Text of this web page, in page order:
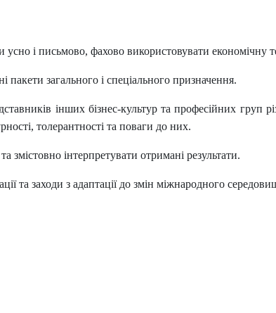
і письмово, фахово використовувати економічну
пакети загального і спеціального призначення.
інших бізнес-культур та професійних груп
толерантності та поваги до них.
змістовно інтерпретувати отримані результати.
та заходи з адаптації до змін міжнародного